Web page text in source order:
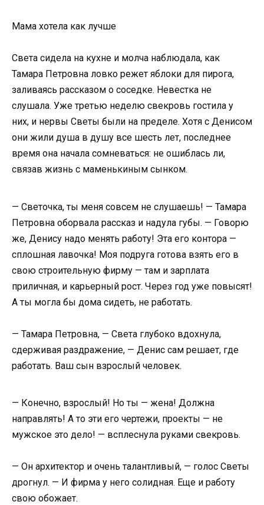
Мама хотела как лучше
Света сидела на кухне и молча наблюдала, как
Тамара Петровна ловко режет яблоки для пирога,
заливаясь рассказом о соседке. Невестка не
слушала. Уже третью неделю свекровь гостила у
них, и нервы Светы были на пределе. Хотя с Денисом
они жили душа в душу все шесть лет, последнее
время она начала сомневаться: не ошиблась ли,
связав жизнь с маменькиным сынком.
— Светочка, ты меня совсем не слушаешь! — Тамара
Петровна оборвала рассказ и надула губы. — Говорю
же, Денису надо менять работу! Эта его контора —
сплошная лавочка! Моя подруга готова взять его в
свою строительную фирму — там и зарплата
приличная, и карьерный рост. Через год уже повысят!
А ты могла бы дома сидеть, не работать.
— Тамара Петровна, — Света глубоко вдохнула,
сдерживая раздражение, — Денис сам решает, где
работать. Ваш сын взрослый человек.
— Конечно, взрослый! Но ты — жена! Должна
направлять! А то эти его чертежи, проекты — не
мужское это дело! — всплеснула руками свекровь.
— Он архитектор и очень талантливый, — голос Светы
дрогнул. — И фирма у него солидная. Еще и работу
свою обожает.